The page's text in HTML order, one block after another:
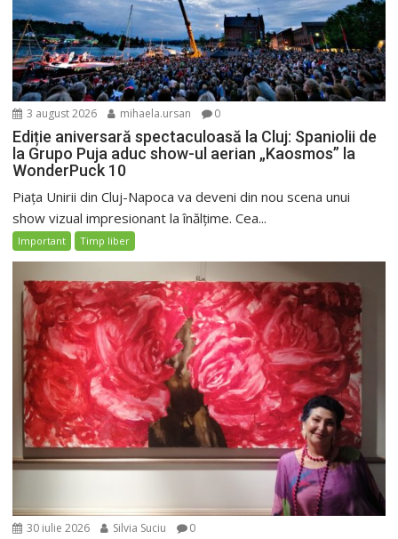
3 august 2026 mihaela.ursan 0
Ediție aniversară spectaculoasă la Cluj: Spaniolii de
la Grupo Puja aduc show-ul aerian „Kaosmos” la
WonderPuck 10
Piața Unirii din Cluj-Napoca va deveni din nou scena unui
show vizual impresionant la înălțime. Cea...
Important Timp liber
30 iulie 2026 Silvia Suciu 0